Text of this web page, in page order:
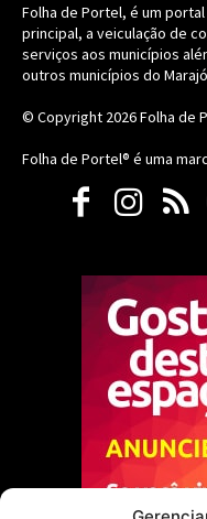
Folha de Portel, é um
principal, a veiculação de
serviços aos municípios
outros municípios do
© Copyright 2026Folha de
Folha de Portel® é uma